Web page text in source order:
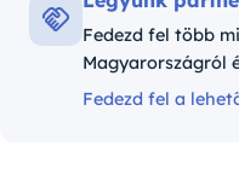
Fedezd fel több
Magyarországról
Fedezd fel a